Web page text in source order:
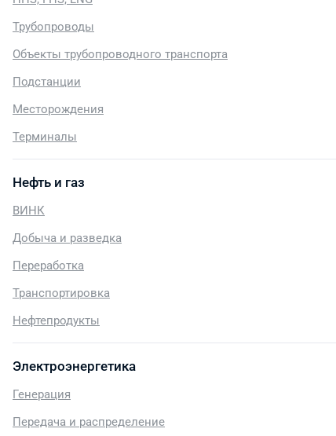
Трубопроводы
Объекты трубопроводного транспорта
Подстанции
Месторождения
Терминалы
Нефть и газ
ВИНК
Добыча и разведка
Переработка
Транспортировка
Нефтепродукты
Электроэнергетика
Генерация
Передача и распределение